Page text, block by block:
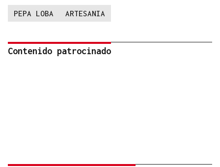
PEPA LOBA ARTESANIA
Contenido patrocinado